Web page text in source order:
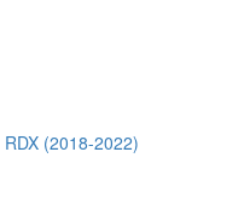
RDX (2018-2022)